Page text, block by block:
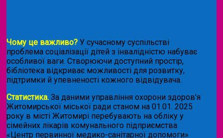
Чому це важливо? У сучасному суспільстві
проблема соціалізації дітей з інвалідністю набуває
особливої ваги. Створюючи доступний простір,
бібліотека відкриває можливості для розвитку,
підтримки й упевненості кожного відвідувача.
Статистика. За даними управління охорони здоров’я
Житомирської міської ради станом на 01.01. 2025
року в місті Житомирі перебувають на обліку у
сімейних лікарів комунального підприємства
«Центр первинної медико-санітарної допомоги»